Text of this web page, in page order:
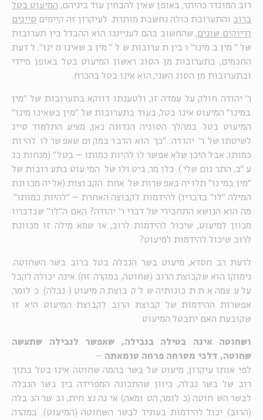
רוב המוגדר כהיתר, באופן שאין להבחין עוד ביניהם, המיעוט בטל
ברוב והתערובת כולה נחשבת מותרת. לעיקרון זה קיימים סייגים
ודיוקים שונים , שהחשוב בהם לענייננו הוא ההבדל בין תערובות
של "מין במינו" ובין תערובות של "מין בשאינו מינו". לדעת
החכמים, בתערובות מן הסוג ראשון המיעוט בטל באופן מיידי
ובתערובות מן הסוג השני, הוא אינו בטל בהכרח.
ר' יהודה חולק על עמדה זו, ולטענתו דווקא בתערובות של "מין
במינו" המיעוט אינו בטל, בעוד בתערובות של "מין בשאינו מינו"
המיעוט בטל. במהלך הסוגיה הנדונה כאן, מציע התלמוד סייג
לשיטתו של ר' יהודה: "כך הוא הדבר במקום שאפשר לו להיות
כמותו, אבל היכן שלא אפשר לו להיות כמותו – בטל" (מנחות כג
ע"ב, התרגום שלי). כלומר, ביטולו של המיעוט בתערובות של
"מין במינו" תלויה באפשרות של אחת הקבוצות (אליה מכוונת
המילה "לו" בדבריו) להידמות לקבוצה האחרת – "להיות כמותו".
מה הוא הנושא התחבירי של דברי ר' יהודה? האם ה"לו" שבדבריו
מכוון למיעוט, שיכול להידמות לרוב, או שמא מילה זו מכוונת
לרוב שיכול להידמות למיעוט?
לדעת רב חסדא, מיעוט בשר הנבלה בטל ברוב בשר השחוטה.
נימוקו הוא שקבוצת הרוב (שחוטה, במקרה זה) אינה יכולה לקבל
על עצמה את תכונותיה של קבוצת המיעוט (נבלה). כלומר,
אפשרות ההידמות של קבוצת הרוב לקבוצת המיעוט היא זו
שקובעת האם יתבטל המיעוט.
ושחוטה אינה בטילה בנבילה, שאפשר לנבילה שתעשה
שחוטה, דלכי מסרחה פרחה טומאתה –
לפי אותו עיקרון, מיעוט של בשר בהמה שחוטה אינו בטל בתוך
רוב של בשר נבלה, כיוון שהתכונה המפרידה בין בשר הנבלה
לבשר השחוטה (כלומר, הטומאה) אינה נצחית, ובשר הנבלה
(הרוב) יכול להידמות בעתיד לבשר השחוטה (המיעוט). במקרה